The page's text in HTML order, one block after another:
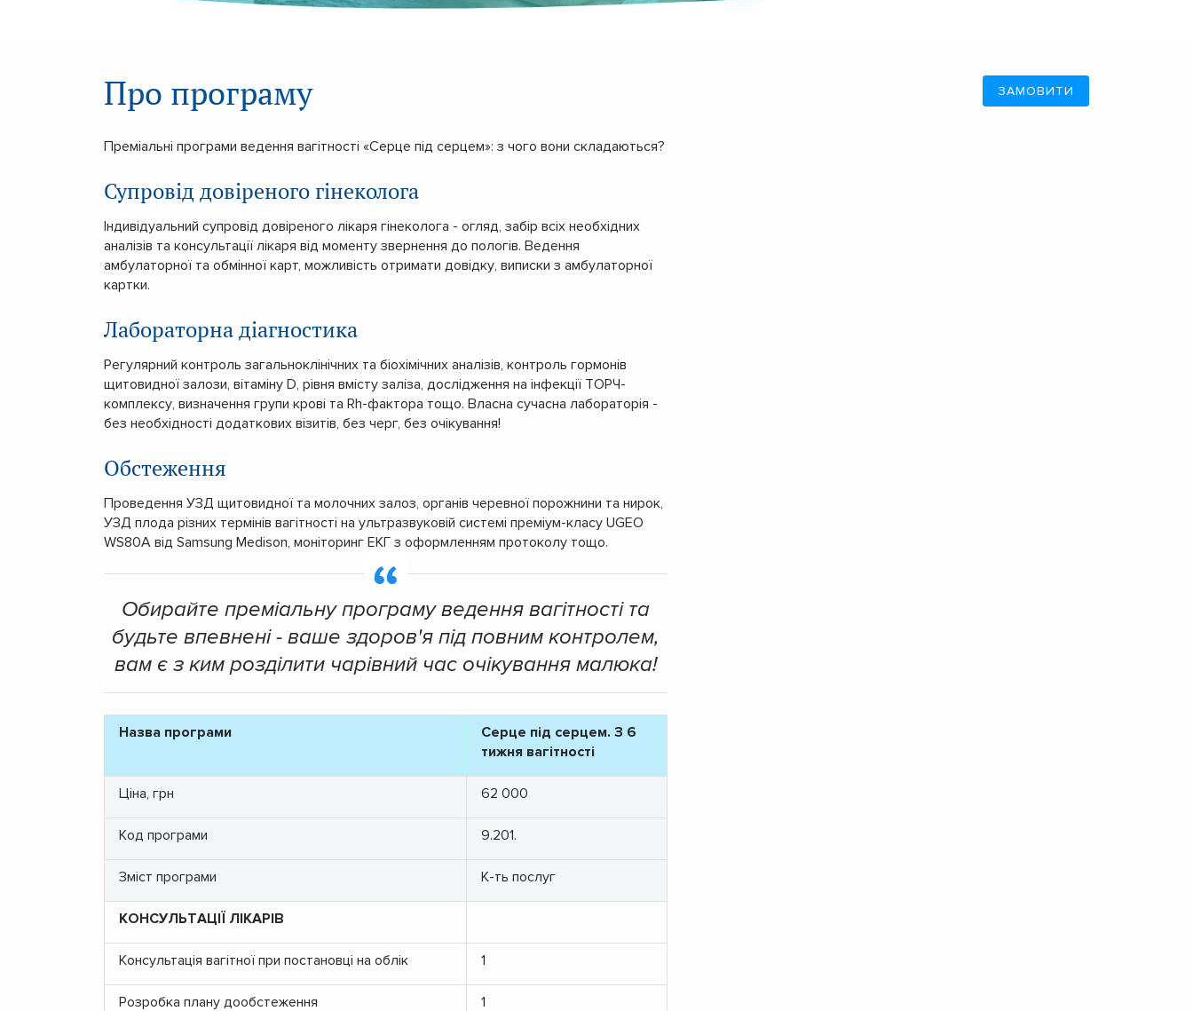
Про програму ЗАМОВИТИ
Преміальні програми ведення вагітності «Серце під серцем»: з чого вони складаються?
Супровід довіреного гінеколога
Індивідуальний супровід довіреного лікаря гінеколога - огляд, забір всіх необхідних
аналізів та консультації лікаря від моменту звернення до пологів. Ведення
амбулаторної та обмінної карт, можливість отримати довідку, виписки з амбулаторної
картки.
Лабораторна діагностика
Регулярний контроль загальноклінічних та біохімічних аналізів, контроль гормонів
щитовидної залози, вітаміну D, рівня вмісту заліза, дослідження на інфекції ТОРЧ-
комплексу, визначення групи крові та Rh-фактора тощо. Власна сучасна лабораторія -
без необхідності додаткових візитів, без черг, без очікування!
Обстеження
Проведення УЗД щитовидної та молочних залоз, органів черевної порожнини та нирок,
УЗД плода різних термінів вагітності на ультразвуковій системі преміум-класу UGEO
WS80A від Samsung Medison, моніторинг ЕКГ з оформленням протоколу тощо.
Обирайте преміальну програму ведення вагітності та
будьте впевнені - ваше здоров'я під повним контролем,
вам є з ким розділити чарівний час очікування малюка!
Назва програми
Серце під серцем. З 6
тижня вагітності
Ціна, грн 62 000
Код програми 9.201.
Зміст програми К-ть послуг
КОНСУЛЬТАЦІЇ ЛІКАРІВ
Консультація вагітної при постановці на облік 1
Розробка плану дообстеження 1